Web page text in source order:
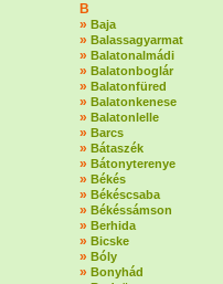
B
» Baja
» Balassagyarmat
» Balatonalmádi
» Balatonboglár
» Balatonfüred
» Balatonkenese
» Balatonlelle
» Barcs
» Bátaszék
» Bátonyterenye
» Békés
» Békéscsaba
» Békéssámson
» Berhida
» Bicske
» Bóly
» Bonyhád